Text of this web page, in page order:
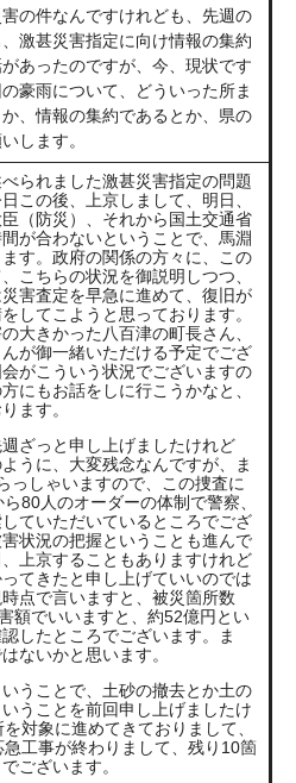
の件なんですけれども、先週の
激甚災害指定に向け情報の集約
あったのですが、今、現状です
豪雨について、どういった所ま
、情報の集約であるとか、県の
します。
られました激甚災害指定の問題
この後、上京しまして、明日、
（防災）、それから国土交通省
が合わないということで、馬淵
す。政府の関係の方々に、この
こちらの状況を御説明しつつ、
害査定を早急に進めて、復旧が
してこようと思っております。
大きかった八百津の町長さん、
が御一緒いただける予定でござ
がこういう状況でございますの
にもお話をしに行こうかなと、
ます。
ざっと申し上げましたけれど
うに、大変残念なんですが、ま
っしゃいますので、この捜査に
80人のオーダーの体制で警察、
ていただいているところでござ
状況の把握ということも進んで
上京することもありますけれど
てきたと申し上げていいのでは
点で言いますと、被災箇所数
額でいいますと、約52億円とい
したところでございます。ま
ないかと思います。
うことで、土砂の撤去とか土の
うことを前回申し上げましたけ
対象に進めてきておりまして、
工事が終わりまして、残り10箇
ございます。